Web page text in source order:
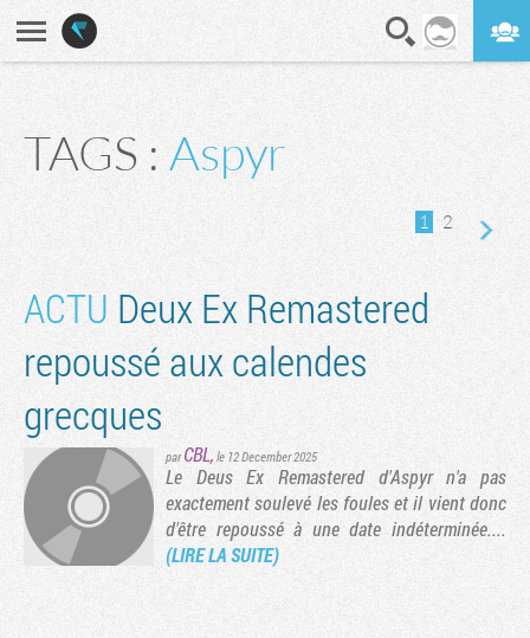
TAGS : Aspyr
1 2
suivante
ACTU Deux Ex Remastered
repoussé aux calendes
grecques
parCBL, le 12 December 2025
Le Deus Ex Remastered d'Aspyr n'a pas
exactement soulevé les foules et il vient donc
d'être repoussé à une date indéterminée....
(LIRE LA SUITE)